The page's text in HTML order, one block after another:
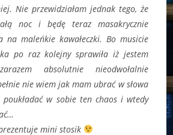
Nie przewidziałam jednak tego, że
noc i będę teraz masakrycznie
na maleńkie kawałeczki. Bo musicie
po raz kolejny sprawiła iż jestem
absolutnie nieodwołalnie
nie wiem jak mam ubrać w słowa
w sobie ten chaos i wtedy
mini stosik